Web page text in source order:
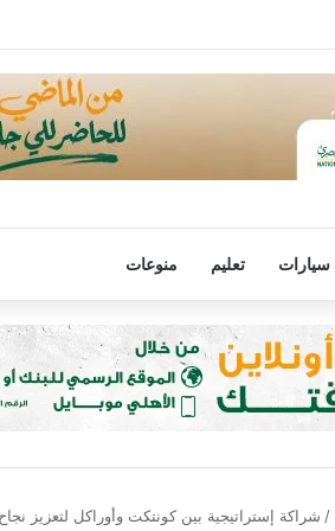
سيارات تعليم منوعات
/ شراكة إستراتيجية بين كونتكت وأوراكل لتعزيز